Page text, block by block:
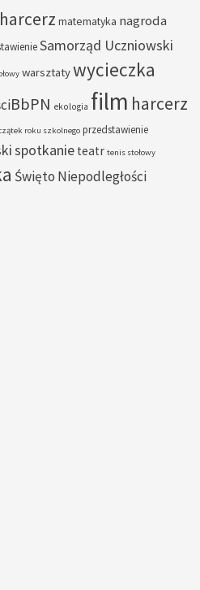
harcerz matematyka nagroda
Samorząd Uczniowski
warsztatywycieczka
BbPN ekologia film harcerz
roku szkolnego przedstawienie
spotkanie teatr tenis stołowy
Święto Niepodległości